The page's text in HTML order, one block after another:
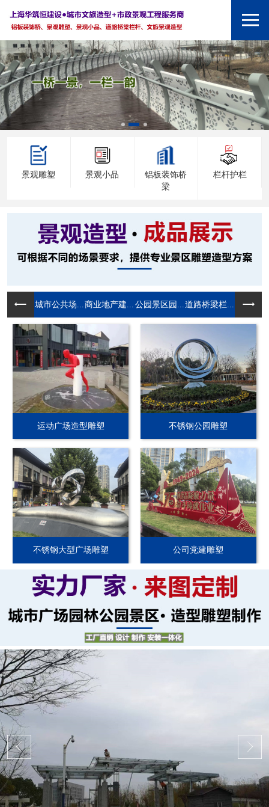
景观雕塑 景观小品
铝板装饰桥
梁
栏杆护栏
城市公共场... 商业地产建... 公园景区园... 道路桥梁栏...
运动广场造型雕塑 不锈钢公园雕塑
不锈钢大型广场雕塑 公司党建雕塑